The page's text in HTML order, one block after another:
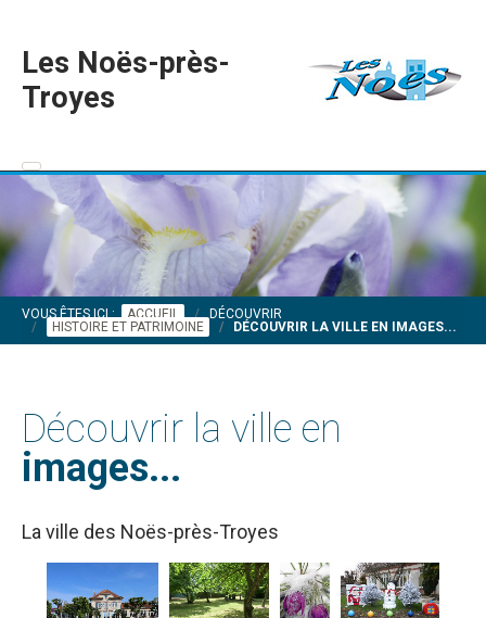
Les Noës-près-
Troyes
VOUS ÊTES ICI : ACCUEIL
DÉCOUVRIR
HISTOIRE ET PATRIMOINE
DÉCOUVRIR LA VILLE EN IMAGES...
Découvrir la ville en
images...
La ville des Noës-près-Troyes